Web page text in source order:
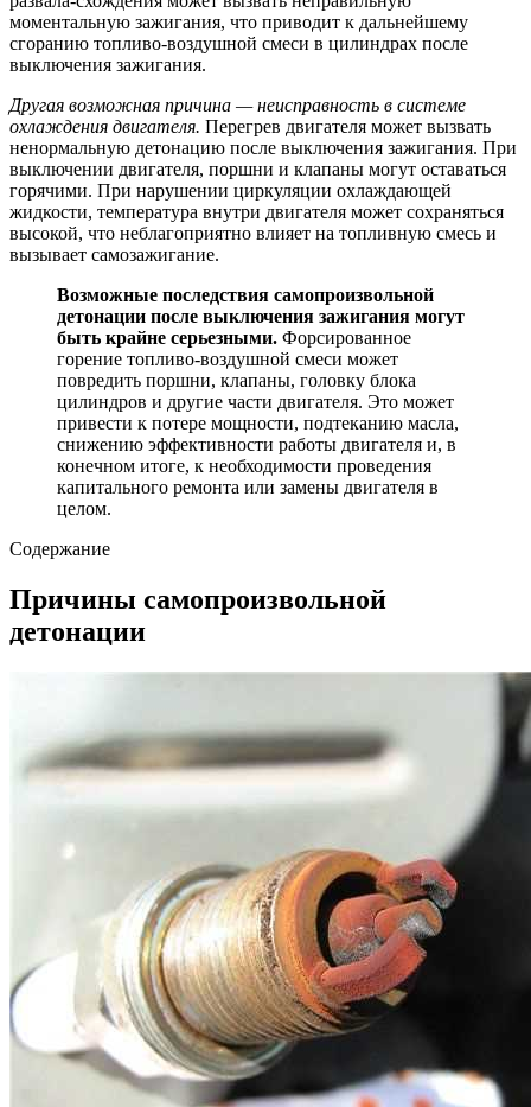
моментальную зажигания, что приводит к дальнейшему
сгоранию топливо-воздушной смеси в цилиндрах после
выключения зажигания.
Другая возможная причина — неисправность в системе
охлаждения двигателя. Перегрев двигателя может вызвать
ненормальную детонацию после выключения зажигания. При
выключении двигателя, поршни и клапаны могут оставаться
горячими. При нарушении циркуляции охлаждающей
жидкости, температура внутри двигателя может сохраняться
высокой, что неблагоприятно влияет на топливную смесь и
вызывает самозажигание.
Возможные последствия самопроизвольной
детонации после выключения зажигания могут
быть крайне серьезными. Форсированное
горение топливо-воздушной смеси может
повредить поршни, клапаны, головку блока
цилиндров и другие части двигателя. Это может
привести к потере мощности, подтеканию масла,
снижению эффективности работы двигателя и, в
конечном итоге, к необходимости проведения
капитального ремонта или замены двигателя в
целом.
Содержание
Причины самопроизвольной
детонации